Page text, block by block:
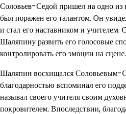
Соловьев-Седой пришел на одно
был поражен его талантом. Он
и стал его наставником и
Шаляпину развить его голосовые
контролировать его эмоции на сцене.
Шаляпин восхищался Соловьевым-
благодарностью вспоминал его
называл своего учителя своим
покровителем. Впоследствии,